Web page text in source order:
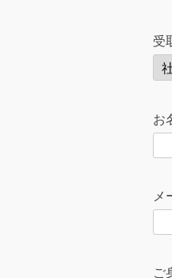
受
お
メ
ご